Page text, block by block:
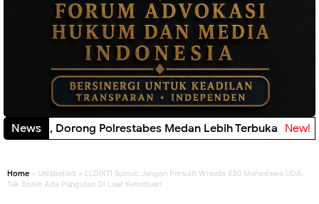
News Pedagang Pasar Cidu Berbenah Secara
Home » Unlabelled » LLDIKTI Sumut: Jangan Persulit Wisuda 830 Mahasiswa UDA,
Tak Boleh Ada Pungutan Di Luar Ketentuan